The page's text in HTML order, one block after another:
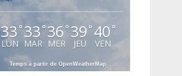
33 °
LUN
33°
MAR
36 °
MER
39 °
JEU
40 °
VEN
Temps à partir de OpenWeatherMap